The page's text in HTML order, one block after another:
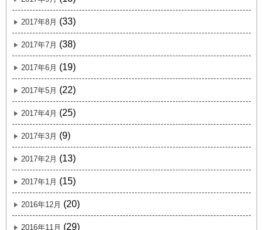
2017年8月 (33)
2017年7月 (38)
2017年6月 (19)
2017年5月 (22)
2017年4月 (25)
2017年3月 (9)
2017年2月 (13)
2017年1月 (15)
2016年12月 (20)
2016年11月 (29)